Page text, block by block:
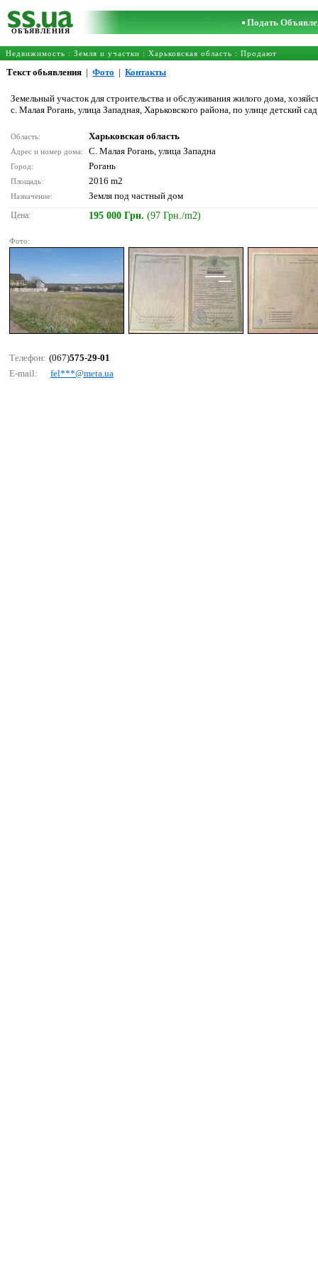
ОБЪЯВЛЕНИЯ
Подать
Недвижимость : Земля и участки : Харьковская область : Продают
Текст обьявления | Фото | Контакты
Земельный участок для строительства и обслуживания жилого дома,
с. Малая Рогань, улица Западная, Харьковского района, по улице детский
Область: Харьковская область
Адрес и номер дома: С. Малая Рогань, улица Западна
Город: Рогань
Площадь: 2016 m2
Назначение: Земля под частный дом
Цена: 195 000 Грн. (97 Грн./m2)
Фото:
Телефон: (067)575-29-01
E-mail:
fеl***@mеtа.uа